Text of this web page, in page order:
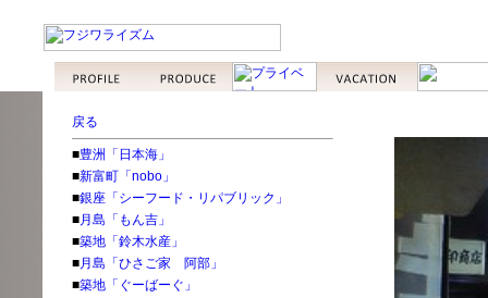
戻る
■豊洲「日本海」
■新富町「nobo」
■銀座「シーフード・リパブリック」
■月島「もん吉」
■築地「鈴木水産」
■月島「ひさご家 阿部」
■築地「ぐーばーぐ」